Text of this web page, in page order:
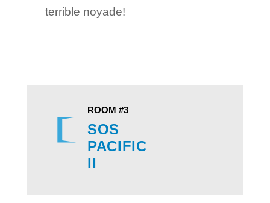
terrible noyade!
ROOM #3
SOS
PACIFIC
II